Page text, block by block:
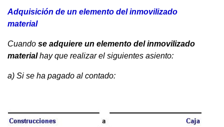
Adquisición de un elemento del inmovilizado
material
Cuando se adquiere un elemento del inmovilizado
materialhay que realizar el siguientes asiento:
a) Si se ha pagado al contado: